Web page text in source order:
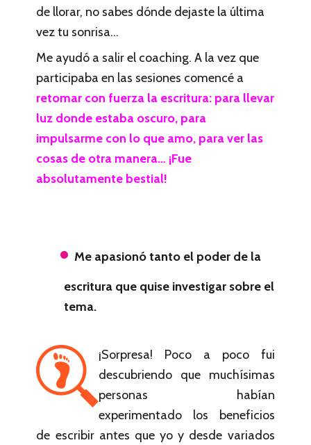
de llorar, no sabes dónde dejaste la última
vez tu sonrisa…
Me ayudó a salir el coaching. A la vez que
participaba en las sesiones comencé a
retomar con fuerza la escritura: para llevar
luz donde estaba oscuro, para
impulsarme con lo que amo, para ver las
cosas de otra manera… ¡Fue
absolutamente bestial!
Me apasionó tanto el poder de la
escritura que quise investigar sobre el
tema.
¡Sorpresa! Poco a poco fui
descubriendo que muchísimas
personas habían
experimentado los beneficios
de escribir antes que yo y desde variados